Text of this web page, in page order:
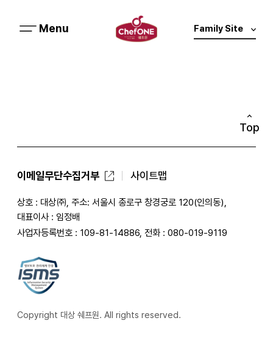
원
메
Family Site
Top
이메일무단수집거부 사이트맵
상호 : 대상㈜, 주소: 서울시 종로구 창경궁로 120(인의동),
대표이사 : 임정배
사업자등록번호 : 109-81-14886, 전화 : 080-019-9119
Copyright 대상 쉐프원. All rights reserved.